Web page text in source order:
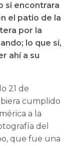
si encontrara
el patio de la
por la
lo que sí,
ahí a su
21 de
cumplido
a la
del
que fue una